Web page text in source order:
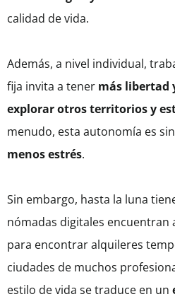
calidad de vida.
Además, a nivel individual,
fija invita a tener más libertad
explorar otros territorios y
menudo, esta autonomía es
menos estrés.
Sin embargo, hasta la luna
nómadas digitales encuentran
para encontrar alquileres
ciudades de muchos
estilo de vida se traduce en un